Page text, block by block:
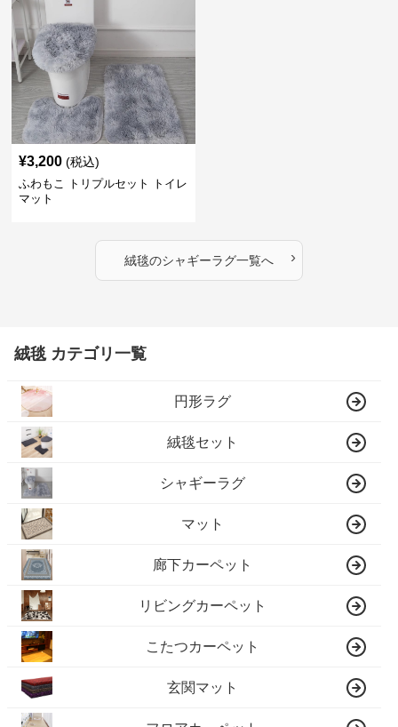
¥3,200 (税込)
ふわもこ トリプルセット トイレ
マット
絨毯のシャギーラグ一覧へ ›
絨毯 カテゴリ一覧
円形ラグ
絨毯セット
シャギーラグ
マット
廊下カーペット
リビングカーペット
こたつカーペット
玄関マット